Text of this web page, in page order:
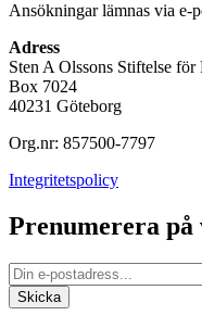
Ansökningar lämnas via e-
Adress
Sten A Olssons Stiftelse
Box 7024
40231 Göteborg
Org.nr: 857500-7797
Integritetspolicy
Prenumerera